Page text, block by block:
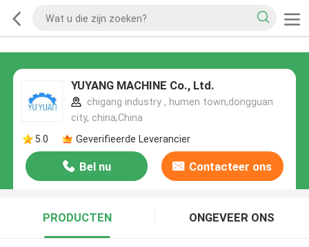
YUYANG MACHINE Co., Ltd.
chigang industry , humen town,dongguan
city, china,China
5.0
Geverifieerde Leverancier
Bel nu Contacteer ons
PRODUCTEN ONGEVEER ONS